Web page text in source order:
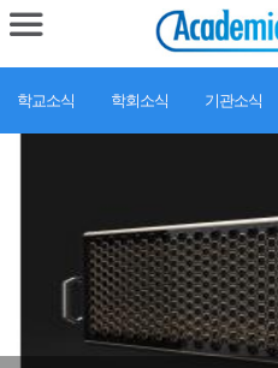
학교소식 학회소식 기관소식